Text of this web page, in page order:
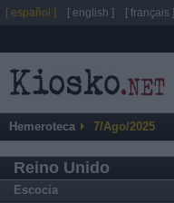
Hemeroteca 7/Ago/2025
Reino Unido
Escocia
[ español ] [ english ] [ français ]